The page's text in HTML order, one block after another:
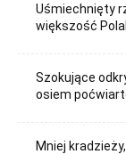
Uśmiechnięty
większość
Szokujące
osiem
Mniej